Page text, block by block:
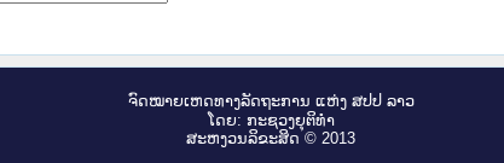
ຈົດ​ໝາຍ​ເຫດ​ທາງ​ລັດ​ຖະ​ການ ແຫ່ງ ສ​ປ​ປ ລາວ
ໂດຍ: ກະ​ຊວງຍຸ​ຕິ​ທຳ
ສະ​ຫງວນ​ລິ​ຂະ​ສິດ © 2013